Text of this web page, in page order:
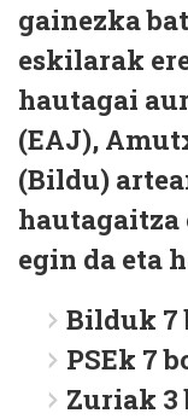
gainezka
eskilarak
hautagai
(EAJ),
(Bildu)
hautagaitza
egin da eta
Bilduk 7
PSEk 7
Zuriak 3